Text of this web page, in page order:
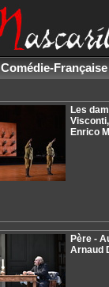
Comédie-Française
Les
Enrico
Père -
Arnaud